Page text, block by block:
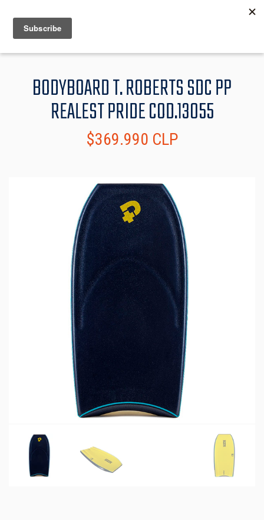
MENU
BODYBOARD T. ROBERTS SDC PP
REALEST PRIDE COD.13055
$369.990 CLP